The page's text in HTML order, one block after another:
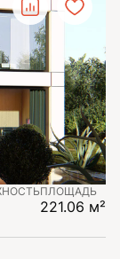
ПЛОЩАДЬ
221.06 м²